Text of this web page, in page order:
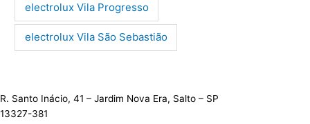
electrolux Vila Progresso
electrolux Vila São Sebastião
R. Santo Inácio, 41 – Jardim Nova Era, Salto – SP
13327-381